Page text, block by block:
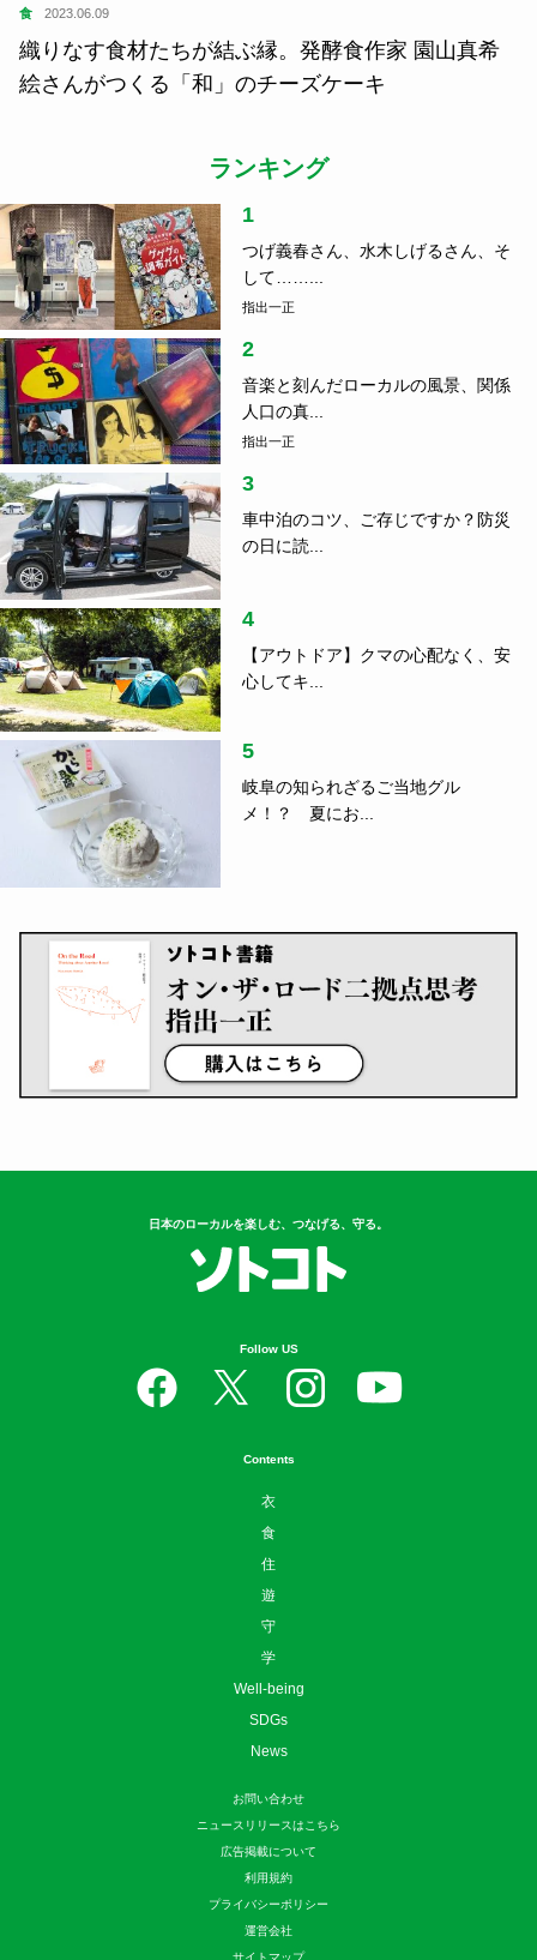
食 2023.06.09
織りなす食材たちが結ぶ縁。発酵食作家 園山真希
絵さんがつくる「和」のチーズケーキ
ランキング
1
つげ義春さん、水木しげるさん、そ
して……...
指出一正
2
音楽と刻んだローカルの風景、関係
人口の真...
指出一正
3
車中泊のコツ、ご存じですか？防災
の日に読...
4
【アウトドア】クマの心配なく、安
心してキ...
5
岐阜の知られざるご当地グル
メ！？ 夏にお...
日本のローカルを楽しむ、つなげる、守る。
Follow US
Contents
衣
食
住
遊
守
学
Well-being
SDGs
News
お問い合わせ
ニュースリリースはこちら
広告掲載について
利用規約
プライバシーポリシー
運営会社